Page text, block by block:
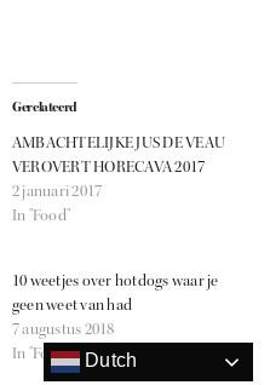
Gerelateerd
AMBACHTELIJKE JUS DE VEAU
VEROVERT HORECAVA 2017
2 januari 2017
In "Food"
10 weetjes over hotdogs waar je
geen weet van had
7 augustus 2018
In "Food" Dutch